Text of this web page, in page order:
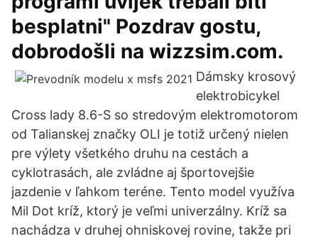
besplatni" Pozdrav gostu,
dobrodošli na wizzsim.com.
Dámsky krosový
elektrobicykel
Cross lady 8.6-S so stredovým elektromotorom
od Talianskej značky OLI je totiž určený nielen
pre výlety všetkého druhu na cestách a
cyklotrasách, ale zvládne aj športovejšie
jazdenie v ľahkom teréne. Tento model využíva
Mil Dot kríž, ktorý je veľmi univerzálny. Kríž sa
nachádza v druhej ohniskovej rovine, takže pri